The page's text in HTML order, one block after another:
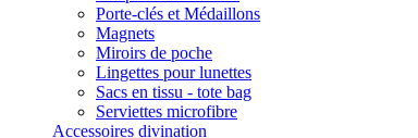
Porte-clés et Médaillons
Magnets
Miroirs de poche
Lingettes pour lunettes
Sacs en tissu - tote bag
Serviettes microfibre
Accessoires divination